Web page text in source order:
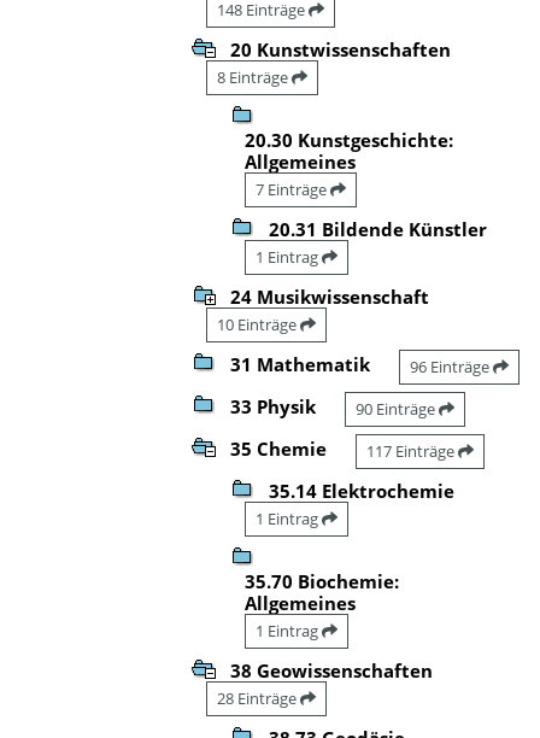
148 Einträge
20 Kunstwissenschaften
8 Einträge
20.30 Kunstgeschichte:
Allgemeines
7 Einträge
20.31 Bildende Künstler
1 Eintrag
24 Musikwissenschaft
10 Einträge
31 Mathematik 96 Einträge
33 Physik 90 Einträge
35 Chemie 117 Einträge
35.14 Elektrochemie
1 Eintrag
35.70 Biochemie:
Allgemeines
1 Eintrag
38 Geowissenschaften
28 Einträge